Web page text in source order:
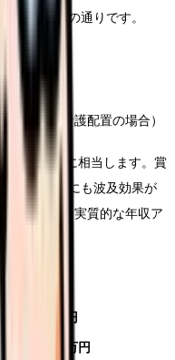
額は以下の通りです。
ベース）
院・7対1看護配置の場合）
年収アップ
に相当します。賞
ボーナスにも波及効果が
であれば、実質的な年収ア
。
370〜440万円
440〜530万円